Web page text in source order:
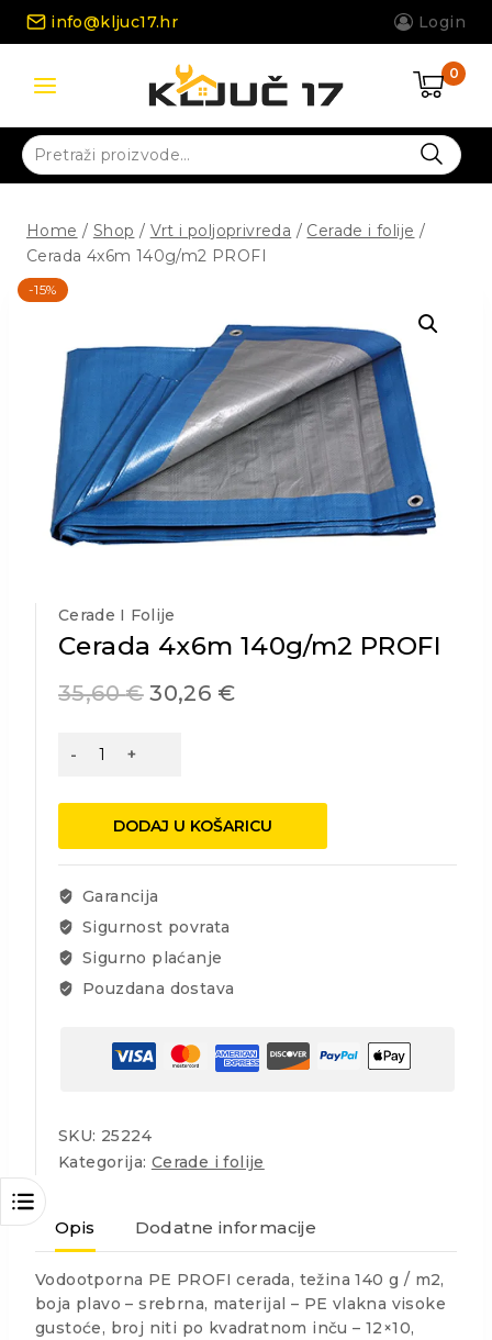
Skip
info@kljuc17.hr Login
0
Pretraži:
Home / Shop / Vrt i poljoprivreda / Cerade i folije /
Cerada 4x6m 140g/m2 PROFI
-15%
Cerade I Folije
Cerada 4x6m 140g/m2 PROFI
35,60€ 30,26 €
Cerada
PROFI
DODAJ U KOŠARICU
Garancija
Sigurnost povrata
Sigurno plaćanje
Pouzdana dostava
SKU: 25224
Kategorija: Cerade i folije
Opis Dodatne informacije
Vodootporna PE PROFI cerada, težina 140 g / m2,
boja plavo – srebrna, materijal – PE vlakna visoke
gustoće, broj niti po kvadratnom inču – 12×10,